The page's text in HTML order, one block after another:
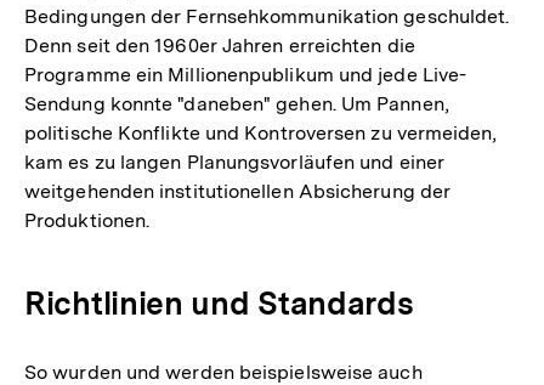
Bedingungen der Fernsehkommunikation geschuldet.
Denn seit den 1960er Jahren erreichten die
Programme ein Millionenpublikum und jede Live-
Sendung konnte "daneben" gehen. Um Pannen,
politische Konflikte und Kontroversen zu vermeiden,
kam es zu langen Planungsvorläufen und einer
weitgehenden institutionellen Absicherung der
Produktionen.
Richtlinien und Standards
So wurden und werden beispielsweise auch